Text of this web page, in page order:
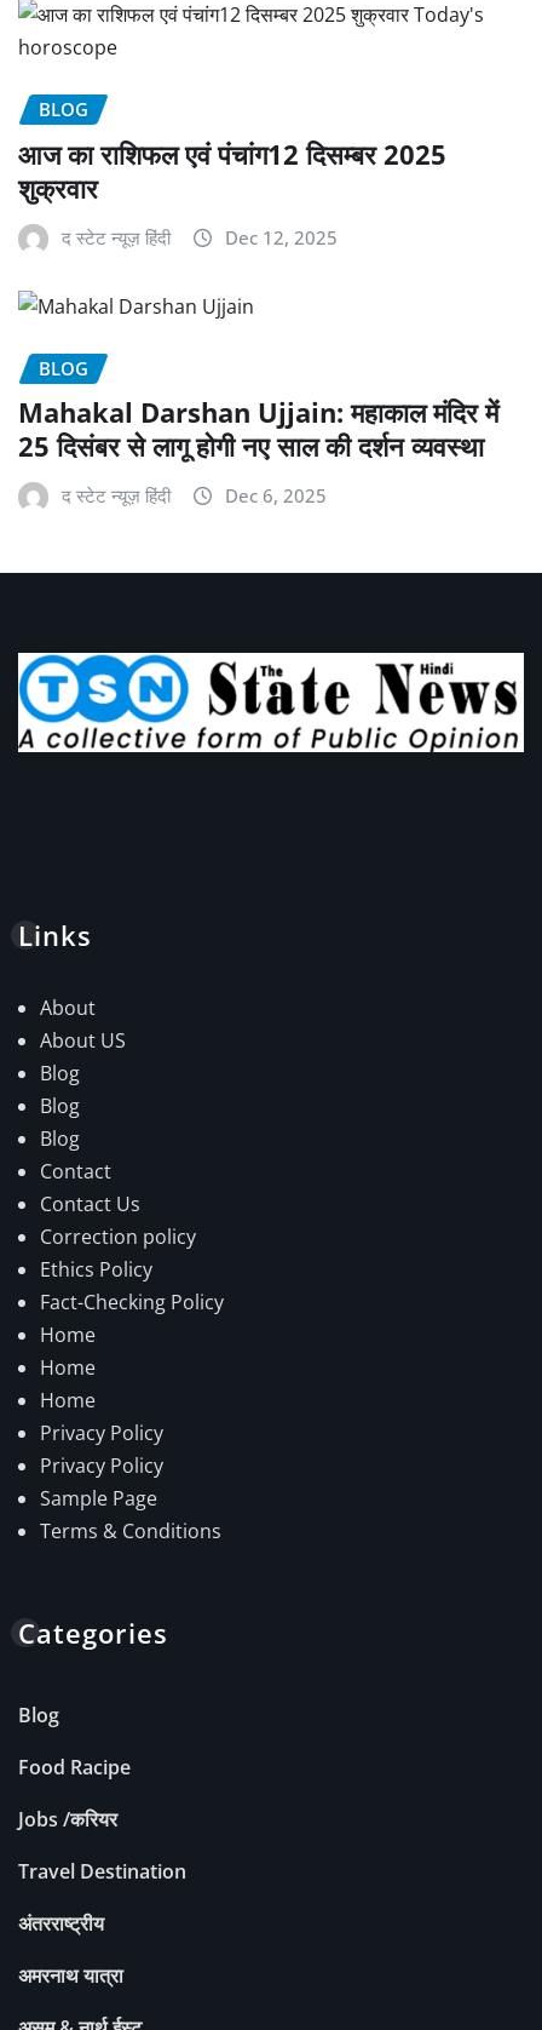
BLOG
आज का राशिफल एवं पंचांग12 दिसम्बर 2025
शुक्रवार
द स्टेट न्यूज़ हिंदी Dec 12, 2025
BLOG
Mahakal Darshan Ujjain: महाकाल मंदिर में
25 दिसंबर से लागू होगी नए साल की दर्शन व्यवस्था
द स्टेट न्यूज़ हिंदी Dec 6, 2025
Links
About
About US
Blog
Blog
Blog
Contact
Contact Us
Correction policy
Ethics Policy
Fact-Checking Policy
Home
Home
Home
Privacy Policy
Privacy Policy
Sample Page
Terms & Conditions
Categories
Blog
Food Racipe
Jobs /करियर
Travel Destination
अंतरराष्ट्रीय
अमरनाथ यात्रा